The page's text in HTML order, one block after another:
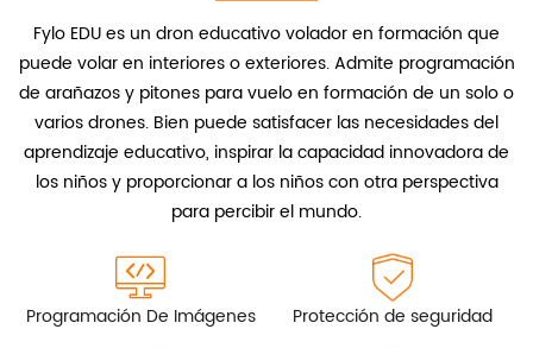
Fylo EDU es un dron educativo volador en formación que
puede volar en interiores o exteriores. Admite programación
de arañazos y pitones para vuelo en formación de un solo o
varios drones. Bien puede satisfacer las necesidades del
aprendizaje educativo, inspirar la capacidad innovadora de
los niños y proporcionar a los niños con otra perspectiva
para percibir el mundo.
Programación De Imágenes Protección de seguridad